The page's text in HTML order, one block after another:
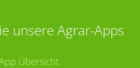
unsere Agrar-Apps
Übersicht